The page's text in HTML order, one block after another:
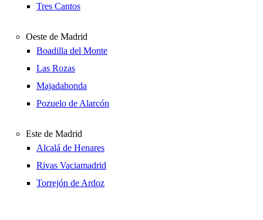
Tres Cantos
Oeste de Madrid
Boadilla del Monte
Las Rozas
Majadahonda
Pozuelo de Alarcón
Este de Madrid
Alcalá de Henares
Rivas Vaciamadrid
Torrejón de Ardoz